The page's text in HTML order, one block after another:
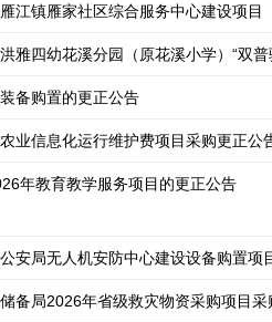
江镇雁家社区综合服务中心建设项目
备购置的更正公告
业信息化运行维护费项目采购更正公
年教育教学服务项目的更正公告
安局无人机安防中心建设设备购置项
备局2026年省级救灾物资采购项目